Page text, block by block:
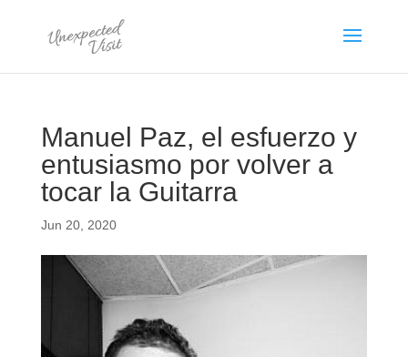
Manuel Paz, el esfuerzo y
entusiasmo por volver a
tocar la Guitarra
Jun 20, 2020